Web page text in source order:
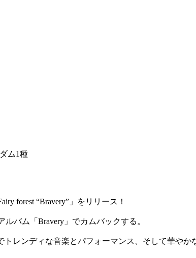
ム1種
forest “Bravery”」をリリース！
バム「Bravery」でカムバックする。
レンディな音楽とパフォーマンス、そして華や